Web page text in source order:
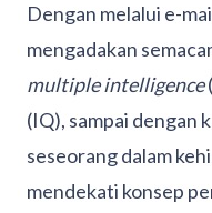
Dengan melalui e-
mengadakan
multiple intelligence
(IQ), sampai dengan
seseorang dalam
mendekati konsep